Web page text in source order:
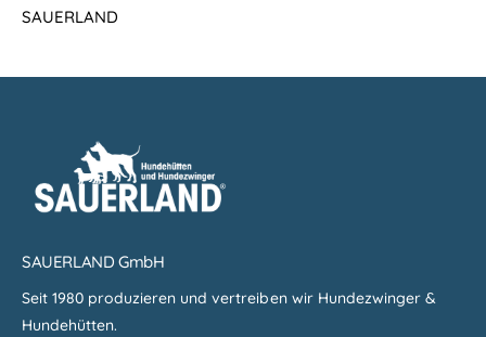
SAUERLAND
SAUERLAND GmbH
Seit 1980 produzieren und vertreiben wir Hundezwinger &
Hundehütten.